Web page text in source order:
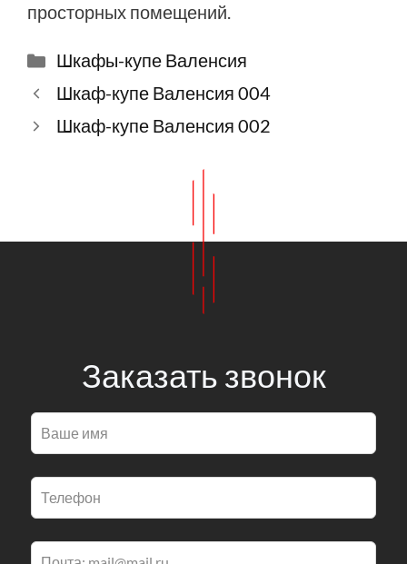
просторных помещений.
Рубрики
Шкафы-купе Валенсия
Шкаф-купе Валенсия 004
Шкаф-купе Валенсия 002
Заказать звонок
Оставьте
это
поле
пустым